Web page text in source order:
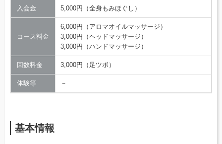
入会金 5,000円（全身もみほぐし）
コース料金
6,000円（アロマオイルマッサージ）
3,000円（ヘッドマッサージ）
3,000円（ハンドマッサージ）
回数料金 3,000円（足ツボ）
体験等 －
基本情報